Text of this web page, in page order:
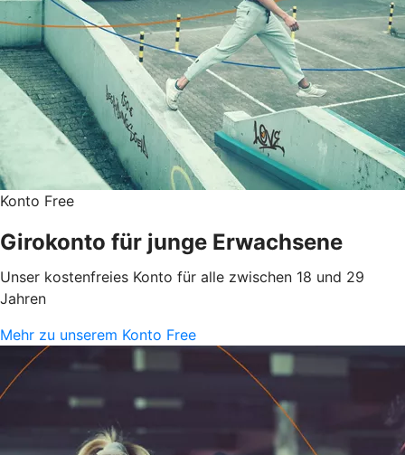
Konto Free
Girokonto für junge Erwachsene
Unser kostenfreies Konto für alle zwischen 18 und 29
Jahren
Mehr zu unserem Konto Free